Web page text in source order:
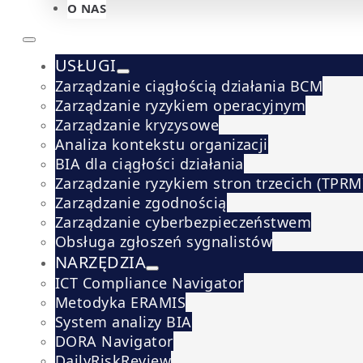
O NAS
USŁUGI
Zarządzanie ciągłością działania BCM
Zarządzanie ryzykiem operacyjnym
Zarządzanie kryzysowe
Analiza kontekstu organizacji
BIA dla ciągłości działania
Zarządzanie ryzykiem stron trzecich
Zarządzanie zgodnością
Zarządzanie cyberbezpieczeństwem
Obsługa zgłoszeń sygnalistów
NARZĘDZIA
ICT Compliance Navigator
Metodyka ERAMIS
System analizy BIA
DORA Navigator